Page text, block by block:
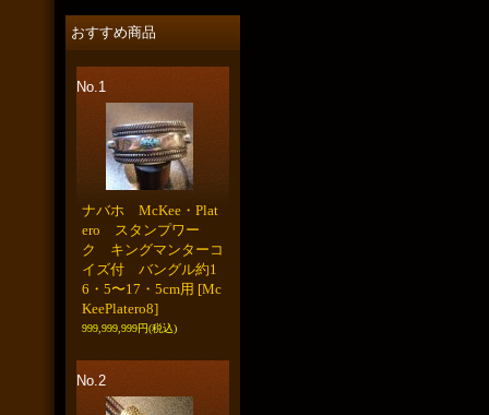
おすすめ商品
No.1
ナバホ McKee・Plat
ero スタンプワー
ク キングマンターコ
イズ付 バングル約1
6・5〜17・5cm用 [Mc
KeePlatero8]
999,999,999円(税込)
No.2